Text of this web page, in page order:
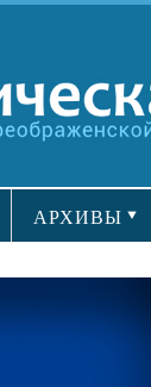
АРХИВЫ